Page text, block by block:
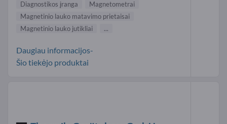
Diagnostikos įranga
Magnetometrai
Magnetinio lauko matavimo prietaisai
Magnetinio lauko jutikliai
...
Daugiau informacijos-
Šio tiekėjo produktai